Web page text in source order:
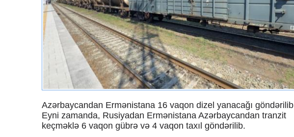
Azərbaycandan Ermənistana 16 vaqon dizel yanacağı
Eyni zamanda, Rusiyadan Ermənistana Azərbaycandan tranzit
keçməklə 6 vaqon gübrə və 4 vaqon taxıl göndərilib.